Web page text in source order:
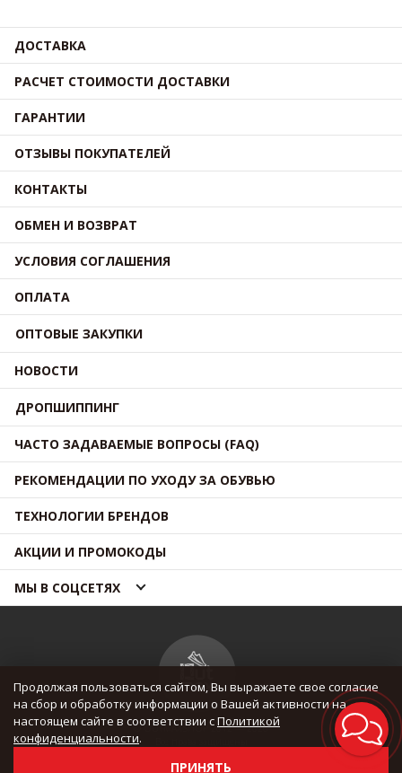
ДОСТАВКА
РАСЧЕТ СТОИМОСТИ ДОСТАВКИ
ГАРАНТИИ
ОТЗЫВЫ ПОКУПАТЕЛЕЙ
КОНТАКТЫ
ОБМЕН И ВОЗВРАТ
УСЛОВИЯ СОГЛАШЕНИЯ
ОПЛАТА
ОПТОВЫЕ ЗАКУПКИ
НОВОСТИ
ДРОПШИППИНГ
ЧАСТО ЗАДАВАЕМЫЕ ВОПРОСЫ (FAQ)
РЕКОМЕНДАЦИИ ПО УХОДУ ЗА ОБУВЬЮ
ТЕХНОЛОГИИ БРЕНДОВ
АКЦИИ И ПРОМОКОДЫ
МЫ В СОЦСЕТЯХ
© OUTMAXSHOP 2012 — 2026
Продолжая пользоваться сайтом, Вы выражаете свое согласие
на сбор и обработку информации о Вашей активности на
настоящем сайте в соответствии сПолитикой
конфиденциальности.
ПРИНЯТЬ